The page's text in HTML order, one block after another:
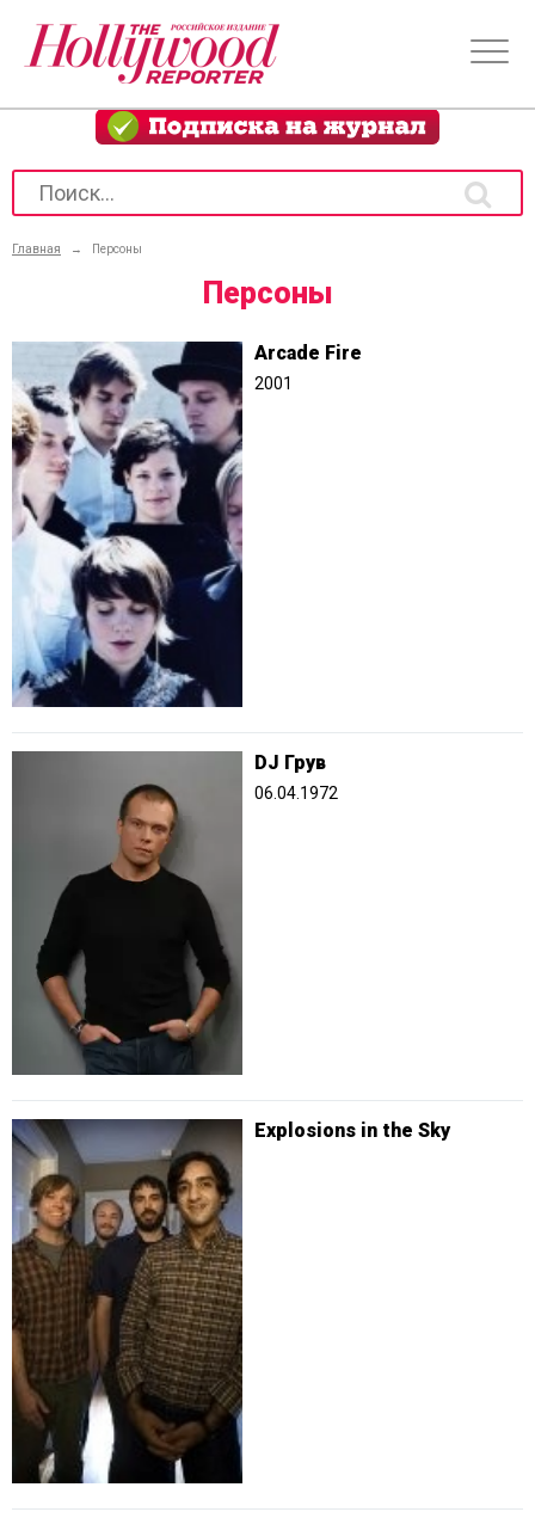
Главная → Персоны
Персоны
Arcade Fire
2001
DJ Грув
06.04.1972
Explosions in the Sky